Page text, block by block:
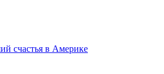
счастья в Америке